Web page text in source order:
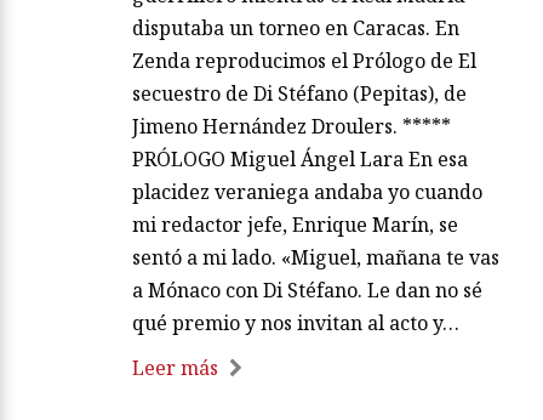
disputaba un torneo en Caracas. En
Zenda reproducimos el Prólogo de El
secuestro de Di Stéfano (Pepitas), de
Jimeno Hernández Droulers. *****
PRÓLOGO Miguel Ángel Lara En esa
placidez veraniega andaba yo cuando
mi redactor jefe, Enrique Marín, se
sentó a mi lado. «Miguel, mañana te vas
a Mónaco con Di Stéfano. Le dan no sé
qué premio y nos invitan al acto y…
Leer más